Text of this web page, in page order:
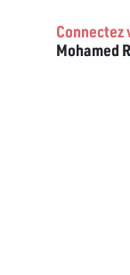
Connectez
Mohamed